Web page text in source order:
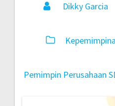
Dikky Garcia
Pemimpin Perusahaan